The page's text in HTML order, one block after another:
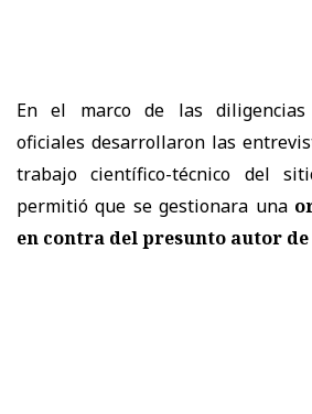
En el marco de las diligencias
oficiales desarrollaron las
trabajo científico-técnico del
permitió que se gestionara una
en contra del presunto autor de